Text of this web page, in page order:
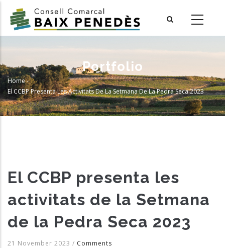
main
Portfolio
Breadcrumb
Home-
El CCBP Presenta Les Activitats De La Setmana De La Pedra Seca 2023
El CCBP presenta les
activitats de la Setmana
de la Pedra Seca 2023
21 November 2023 / Comments